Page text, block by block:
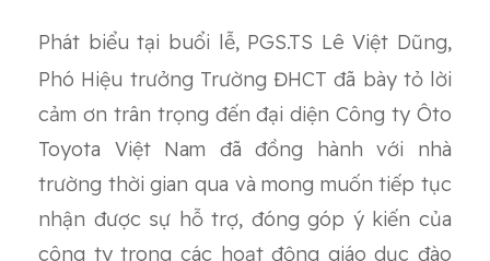
Phát biểu tại buổi lễ, PGS.TS Lê Việt Dũng,
Phó Hiệu trưởng Trường ĐHCT đã bày tỏ lời
cảm ơn trân trọng đến đại diện Công ty Ôto
Toyota Việt Nam đã đồng hành với nhà
trường thời gian qua và mong muốn tiếp tục
nhận được sự hỗ trợ, đóng góp ý kiến của
công ty trong các hoạt động giáo dục đào